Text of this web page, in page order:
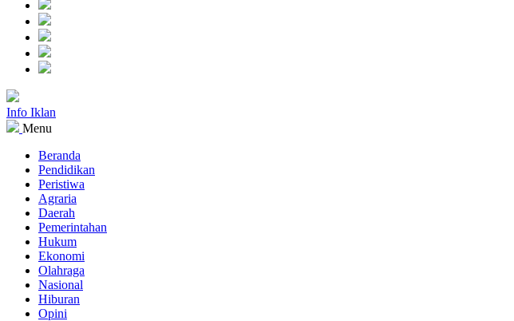
Info Iklan
Menu
Beranda
Pendidikan
Peristiwa
Agraria
Daerah
Pemerintahan
Hukum
Ekonomi
Olahraga
Nasional
Hiburan
Opini